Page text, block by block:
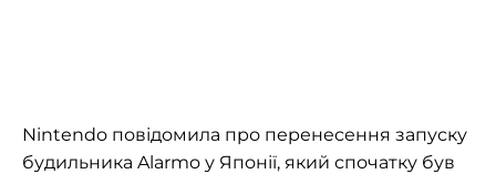
Nintendo повідомила про перенесення запуску
будильника Alarmo у Японії, який спочатку був